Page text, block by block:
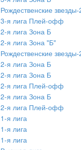
Рождественские
3-я лига Плей-офф
2-я лига Зона Б
2-я лига Зона "Б"
Рождественские
2-я лига Зона Б
2-я лига Зона Б
2-я лига Плей-офф
2-я лига Зона Б
2-я лига Плей-офф
1-я лига
1-я лига
1-я лига